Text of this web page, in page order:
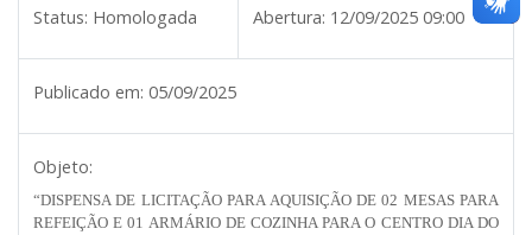
Status: Homologada Abertura: 12/09/2025 09:00
Publicado em: 05/09/2025
Objeto:
“DISPENSA DE LICITAÇÃO PARA AQUISIÇÃO DE 02 MESAS PARA
REFEIÇÃO E 01 ARMÁRIO DE COZINHA PARA O CENTRO DIA DO